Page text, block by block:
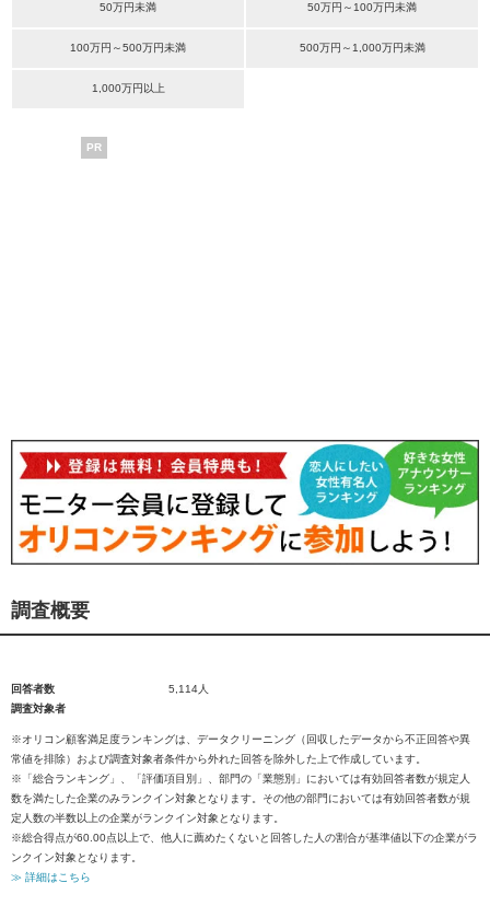
50万円未満 50万円～100万円未満
100万円～500万円未満 500万円～1,000万円未満
1,000万円以上
PR
調査概要
回答者数
5,114人
調査対象者
※オリコン顧客満足度ランキングは、データクリーニング（回収したデータから不正回答や異
常値を排除）および調査対象者条件から外れた回答を除外した上で作成しています。
※「総合ランキング」、「評価項目別」、部門の「業態別」においては有効回答者数が規定人
数を満たした企業のみランクイン対象となります。その他の部門においては有効回答者数が規
定人数の半数以上の企業がランクイン対象となります。
※総合得点が60.00点以上で、他人に薦めたくないと回答した人の割合が基準値以下の企業がラ
ンクイン対象となります。
≫ 詳細はこちら